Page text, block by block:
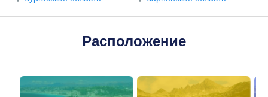
Расположение